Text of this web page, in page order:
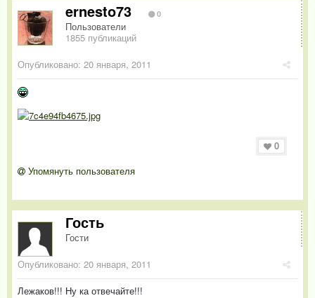
ernesto73 0
Пользователи
1855 публикаций
Опубликовано: 20 января, 2011
0
Упомянуть пользователя
Гость
Гости
Опубликовано: 20 января, 2011
Лежаков!!! Ну ка отвечайте!!!